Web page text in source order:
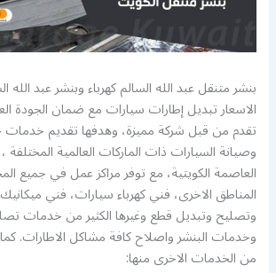
بنشر متنقل عبد الله السالم كهرباء وبنشر عبد
الاسعار تبديل إطارات سيارات مع ضمان الجودة
تقدم من قبل شركة مميزة، وهدفها تقديم
وصيانة السيارات ذات الماركات العالمية
العاصمة الكويتية، مع توفر مراكز عمل في جميع
المناطق الاخرى، فني كهرباء سيارات، فني
وتصليح وتبديل قطع وغيرها الكثير من خدمات
وخدمات البنشر واصلاح كافة مشاكل الاطارات.
من الخدمات الاخرى منها: